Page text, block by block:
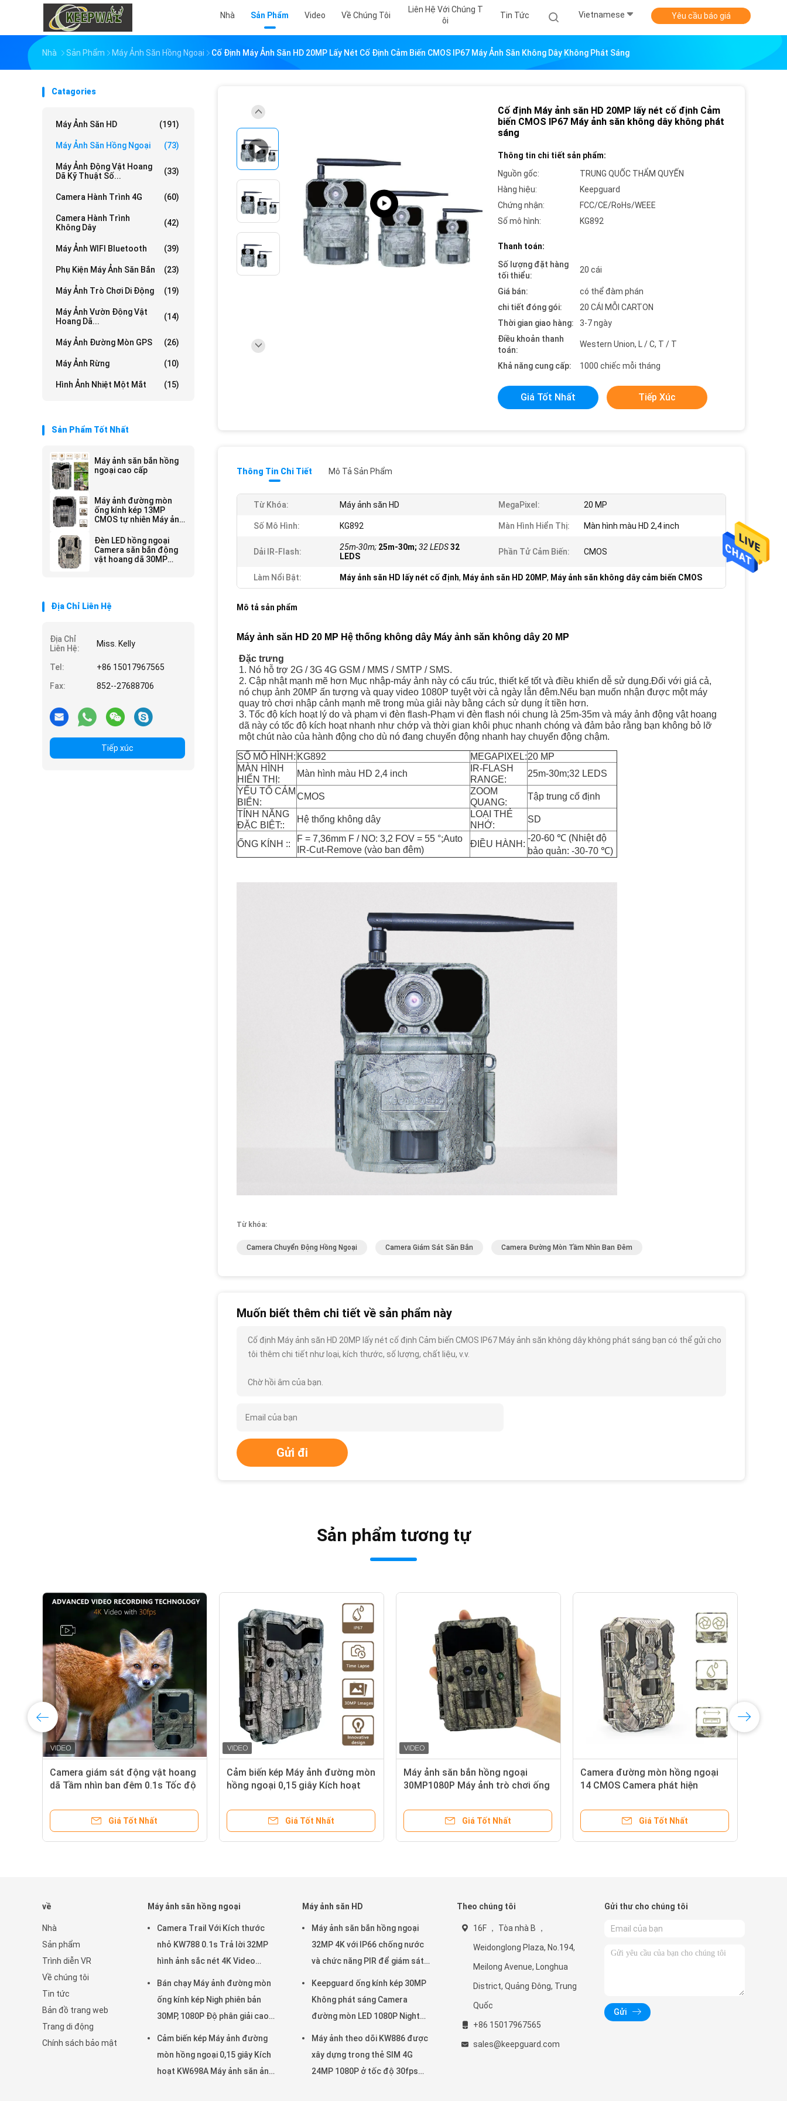
Nhà Sản Phẩm Video Về Chúng Tôi
Liên Hệ Với Chúng T
Ôi
Tin Tức Vietnamese Yêu cầu báo giá
Nhà Sản Phẩm Máy Ảnh Săn Hồng Ngoại Cố Định Máy Ảnh Săn HD 20MP Lấy Nét Cố Định Cảm Biến CMOS IP67 Máy Ảnh Săn Không Dây Không Phát Sáng
Catagories
Máy Ảnh Săn HD (191)
Máy Ảnh Săn Hồng Ngoại (73)
Máy Ảnh Động Vật Hoang
Dã Kỹ Thuật Số...
(33)
Camera Hành Trình 4G (60)
Camera Hành Trình
Không Dây
(42)
Máy Ảnh WIFI Bluetooth (39)
Phụ Kiện Máy Ảnh Săn Bắn (23)
Máy Ảnh Trò Chơi Di Động (19)
Máy Ảnh Vườn Động Vật
Hoang Dã...
(14)
Máy Ảnh Đường Mòn GPS (26)
Máy Ảnh Rừng (10)
Hình Ảnh Nhiệt Một Mắt (15)
Sản Phẩm Tốt Nhất
Máy ảnh săn bắn hồng
ngoại cao cấp
Máy ảnh đường mòn
ống kính kép 13MP
CMOS tự nhiên Máy ảnh
ảnh tầm nhìn xa Nigh
Máy ảnh động vật
hoang dã
Đèn LED hồng ngoại
Camera săn bắn động
vật hoang dã 30MP
Địa Chỉ Liên Hệ
Địa Chỉ
Liên Hệ:
Miss. Kelly
Tel:
+86 15017967565
Fax:
852--27688706
Tiếp xúc
Cố định Máy ảnh săn HD 20MP lấy nét cố định Cảm
biến CMOS IP67 Máy ảnh săn không dây không phát
sáng
Thông tin chi tiết sản phẩm:
Nguồn gốc:
TRUNG QUỐC THẨM QUYẾN
Hàng hiệu:
Keepguard
Chứng nhận:
FCC/CE/RoHs/WEEE
Số mô hình:
KG892
Thanh toán:
Số lượng đặt hàng
tối thiểu:
20 cái
Giá bán:
có thể đàm phán
chi tiết đóng gói:
20 CÁI MỖI CARTON
Thời gian giao hàng:
3-7 ngày
Điều khoản thanh
toán:
Western Union, L / C, T / T
Khả năng cung cấp: 1000 chiếc mỗi tháng
Giá Tốt Nhất Tiếp Xúc
Thông Tin Chi Tiết Mô Tả Sản Phẩm
Từ Khóa: Máy ảnh săn HD MegaPixel: 20 MP
Số Mô Hình: KG892 Màn Hình Hiển Thị: Màn hình màu HD 2,4 inch
Dải IR-Flash: 25m-30m; 25m-30m; 32 LEDS32
LEDS
Phần Tử Cảm Biến: CMOS
Làm Nổi Bật: Máy ảnh săn HD lấy nét cố định, Máy ảnh săn HD 20MP, Máy ảnh săn không dây cảm biến CMOS
Mô tả sản phẩm
Máy ảnh săn HD 20 MP Hệ thống không dây Máy ảnh săn không dây 20 MP
Đặc trưng
1. Nó hỗ trợ 2G / 3G 4G GSM / MMS / SMTP / SMS.
2. Cập nhật mạnh mẽ hơn Mục nhập-máy ảnh này có cấu trúc, thiết kế tốt và điều khiển dễ sử dụng.Đối với giá cả,
nó chụp ảnh 20MP ấn tượng và quay video 1080P tuyệt vời cả ngày lẫn đêm.Nếu bạn muốn nhận được một máy
quay trò chơi nhập cảnh mạnh mẽ trong mùa giải này bằng cách sử dụng ít tiền hơn.
3. Tốc độ kích hoạt lý do và phạm vi đèn flash-Phạm vi đèn flash nói chung là 25m-35m và máy ảnh động vật hoang
dã này có tốc độ kích hoạt nhanh như chớp và thời gian khôi phục nhanh chóng và đảm bảo rằng bạn không bỏ lỡ
một chút nào của hành động cho dù nó đang chuyển động nhanh hay chuyển động chậm.
SỐ MÔ HÌNH: KG892 MEGAPIXEL:20 MP
MÀN HÌNH
HIỂN THỊ:
Màn hình màu HD 2,4 inch
IR-FLASH
RANGE:
25m-30m;32 LEDS
YẾU TỐ CẢM
BIẾN:
CMOS
ZOOM
QUANG:
Tập trung cố định
TÍNH NĂNG
ĐẶC BIỆT::
Hệ thống không dây
LOẠI THẺ
NHỚ:
SD
ỐNG KÍNH ::
F = 7,36mm F / NO: 3,2 FOV = 55 °;Auto
IR-Cut-Remove (vào ban đêm)
ĐIỀU HÀNH:
-20-60 ℃ (Nhiệt độ
bảo quản: -30-70 ℃)
Từ khóa:
Camera Chuyển Động Hồng Ngoại Camera Giám Sát Săn Bắn Camera Đường Mòn Tầm Nhìn Ban Đêm
Muốn biết thêm chi tiết về sản phẩm này
Cố định Máy ảnh săn HD 20MP lấy nét cố định Cảm biến CMOS IP67 Máy ảnh săn không dây không phát sáng bạn có thể gửi cho
tôi thêm chi tiết như loại, kích thước, số lượng, chất liệu, v.v.
Chờ hồi âm của bạn.
Gửi đi
Sản phẩm tương tự
Camera giám sát động vật hoang
dã Tầm nhìn ban đêm 0.1s Tốc độ
Camera quan sát động vật chống
nước IP67
Giá Tốt Nhất
Cảm biến kép Máy ảnh đường mòn
hồng ngoại 0,15 giây Kích hoạt
KHÔNG GLOW
Giá Tốt Nhất
Máy ảnh săn bắn hồng ngoại
30MP1080P Máy ảnh trò chơi ống
dã ngoài trời Máy ảnh IR chống
nước 940nm
Giá Tốt Nhất
Camera đường mòn hồng ngoại
14 CMOS Camera phát hiện
Ống kính kép
Giá Tốt Nhất
về
Nhà
Sản phẩm
Trình diễn VR
Về chúng tôi
Tin tức
Bản đồ trang web
Trang di động
Chính sách bảo mật
Máy ảnh săn hồng ngoại
Camera Trail Với Kích thước
nhỏ KW788 0.1s Trả lời 32MP
hình ảnh sắc nét 4K Video
chống nước IP67 lên đến 512GB
để xem động vật hoang dã
Bán chạy Máy ảnh đường mòn
ống kính kép Nigh phiên bản
30MP, 1080P Độ phân giải cao
940nm Không phát sáng Chống
nước IP65
Cảm biến kép Máy ảnh đường
mòn hồng ngoại 0,15 giây Kích
hoạt KW698A Máy ảnh săn ảnh
Máy ảnh săn HD
Máy ảnh săn bắn hồng ngoại
32MP 4K với IP66 chống nước
và chức năng PIR để giám sát
động vật hoang dã
Keepguard ống kính kép 30MP
Không phát sáng Camera
đường mòn LED 1080P Night
Vision Game săn bắn rừng động
vật hoang dã Camera
Máy ảnh theo dõi KW886 được
xây dựng trong thẻ SIM 4G
24MP 1080P ở tốc độ 30fps
Theo chúng tôi
16F ， Tòa nhà B ，
Weidonglong Plaza, No.194,
Meilong Avenue, Longhua
District, Quảng Đông, Trung
Quốc
+86 15017967565
sales@keepguard.com
Gửi thư cho chúng tôi
Gửi